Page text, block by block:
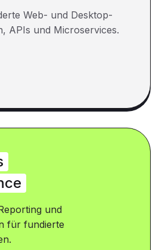
Web- und Desktop-
APIs und Microservices.
und
für fundierte